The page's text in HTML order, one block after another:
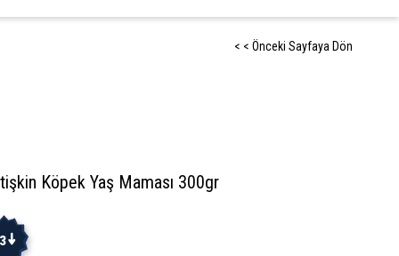
< < Önceki Sayfaya Dön
Köpek Yaş Maması 300gr